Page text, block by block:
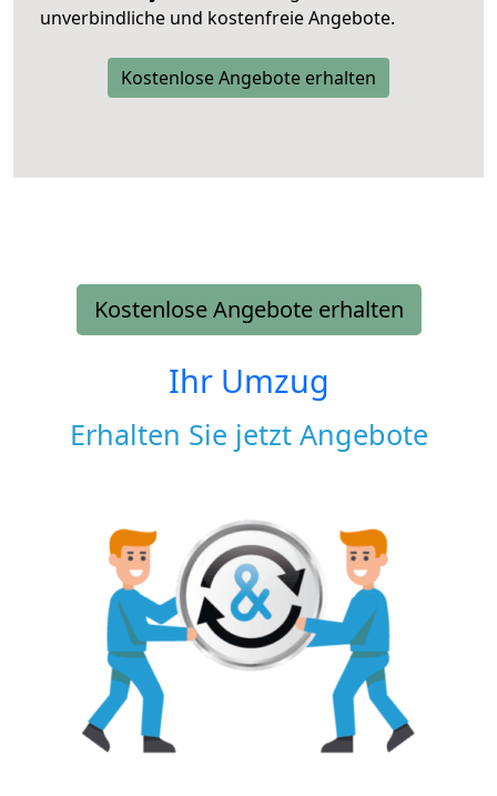
unverbindliche und kostenfreie Angebote.
Kostenlose Angebote erhalten
Kostenlose Angebote erhalten
Ihr Umzug
Erhalten Sie jetzt Angebote